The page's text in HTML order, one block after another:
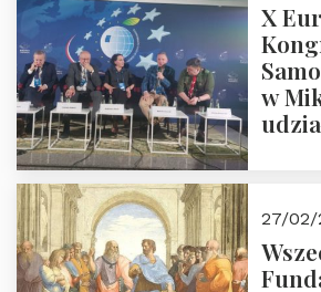
X
w
27/02/